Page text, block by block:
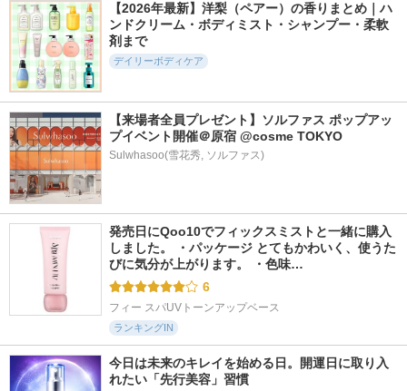
【2026年最新】洋梨（ペアー）の香りまとめ｜ハ
ンドクリーム・ボディミスト・シャンプー・柔軟
剤まで
デイリーボディケア
【来場者全員プレゼント】ソルファス ポップアッ
プイベント開催＠原宿 @cosme TOKYO
Sulwhasoo(雪花秀, ソルファス)
発売日にQoo10でフィックスミストと一緒に購入
しました。 ・パッケージ とてもかわいく、使うた
びに気分が上がります。 ・色味…
6
フィー スパUVトーンアップベース
ランキングIN
今日は未来のキレイを始める日。開運日に取り入
れたい「先行美容」習慣